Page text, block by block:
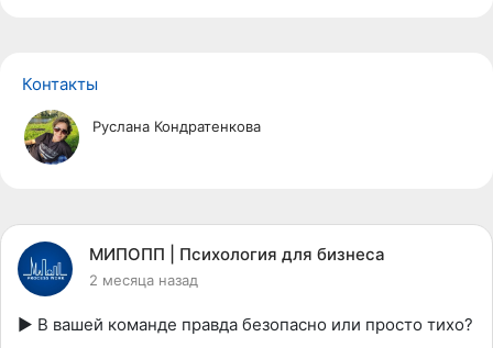
МИПОПП | Психология для бизнеса
2 месяца назад
► В вашей команде правда безопасно или просто тихо?
Контакты
Руслана Кондратенкова